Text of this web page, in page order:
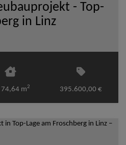
- Top-
in Linz
74,64 m2 395.600,00 €